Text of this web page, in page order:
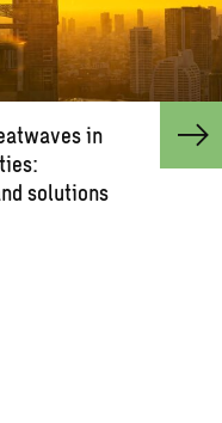
in
solutions